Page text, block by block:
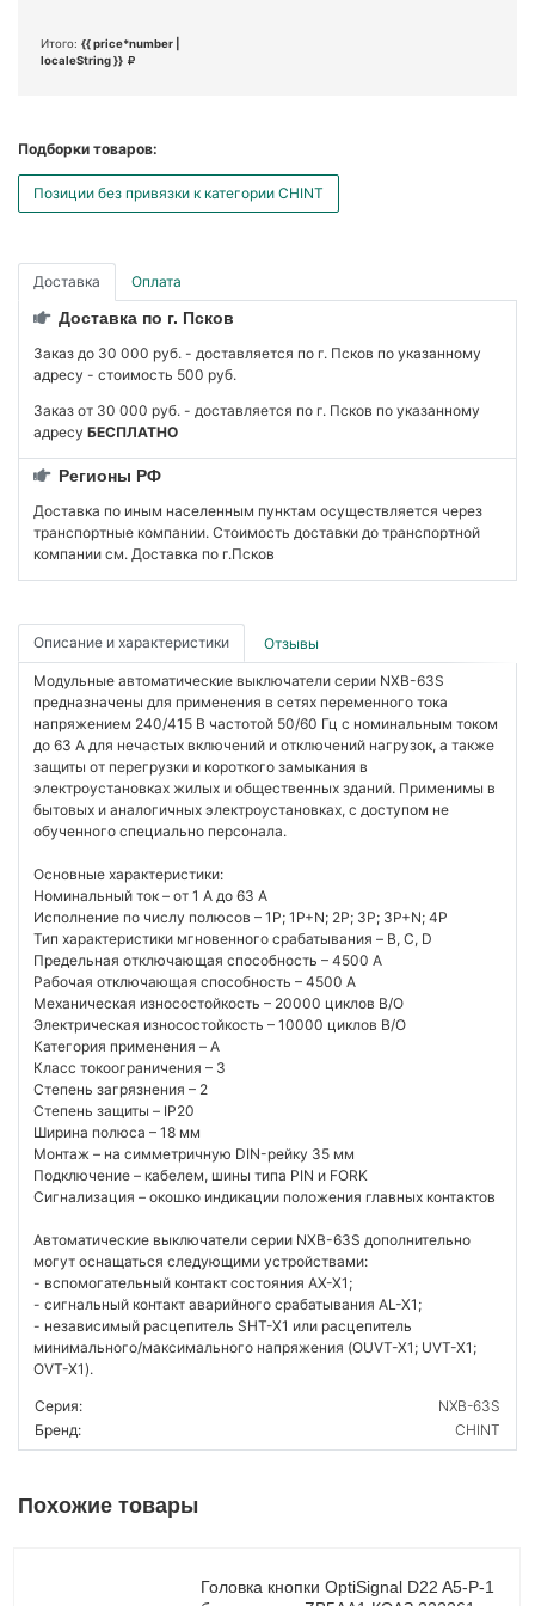
Итого: {{ price*number |
localeString }}
Подборки товаров:
Позиции без привязки к категории CHINT
Доставка Оплата
Доставка по г. Псков
Заказ до 30 000 руб. - доставляется по г. Псков по указанному
адресу - стоимость 500 руб.
Заказ от 30 000 руб. - доставляется по г. Псков по указанному
адресу БЕСПЛАТНО
Регионы РФ
Доставка по иным населенным пунктам осуществляется через
транспортные компании. Стоимость доставки до транспортной
компании см. Доставка по г.Псков
Описание и характеристики Отзывы
Модульные автоматические выключатели серии NXB-63S
предназначены для применения в сетях переменного тока
напряжением 240/415 В частотой 50/60 Гц с номинальным током
до 63 А для нечастых включений и отключений нагрузок, а также
защиты от перегрузки и короткого замыкания в
электроустановках жилых и общественных зданий. Применимы в
бытовых и аналогичных электроустановках, с доступом не
обученного специально персонала.
Основные характеристики:
Номинальный ток – от 1 А до 63 А
Исполнение по числу полюсов – 1P; 1P+N; 2P; 3P; 3P+N; 4P
Тип характеристики мгновенного срабатывания – B, C, D
Предельная отключающая способность – 4500 А
Рабочая отключающая способность – 4500 А
Механическая износостойкость – 20000 циклов В/О
Электрическая износостойкость – 10000 циклов В/О
Категория применения – A
Класс токоограничения – 3
Степень загрязнения – 2
Степень защиты – IP20
Ширина полюса – 18 мм
Монтаж – на симметричную DIN-рейку 35 мм
Подключение – кабелем, шины типа PIN и FORK
Сигнализация – окошко индикации положения главных контактов
Автоматические выключатели серии NXB-63S дополнительно
могут оснащаться следующими устройствами:
- вспомогательный контакт состояния AX-X1;
- сигнальный контакт аварийного срабатывания AL-X1;
- независимый расцепитель SHT-X1 или расцепитель
минимального/максимального напряжения (OUVT-X1; UVT-X1;
OVT-X1).
Серия:
NXB-63S
Бренд:
CHINT
Похожие товары
Головка кнопки OptiSignal D22 A5-P-1